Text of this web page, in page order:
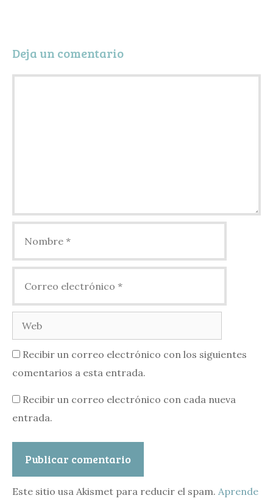
Deja un comentario
electrónico
Recibir un correo electrónico con los siguientes
comentarios a esta entrada.
Recibir un correo electrónico con cada nueva
entrada.
Este sitio usa Akismet para reducir el spam. Aprende